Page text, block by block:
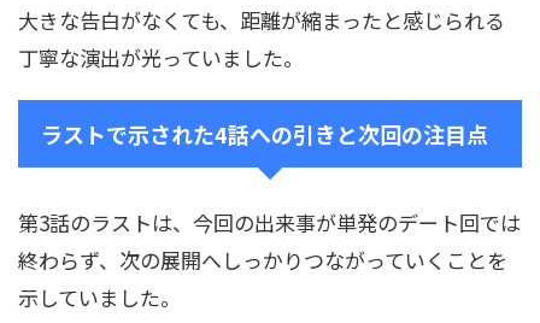
大きな告白がなくても、距離が縮まったと感じられる
丁寧な演出が光っていました。
ラストで示された4話への引きと次回の注目点
第3話のラストは、今回の出来事が単発のデート回では
終わらず、次の展開へしっかりつながっていくことを
示していました。